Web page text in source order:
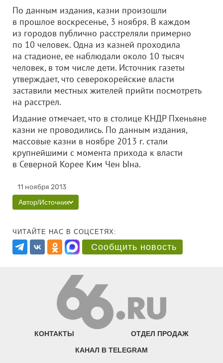
По данным издания, казни произошли
в прошлое воскресенье, 3 ноября. В каждом
из городов публично расстреляли примерно
по 10 человек. Одна из казней проходила
на стадионе, ее наблюдали около 10 тысяч
человек, в том числе дети. Источник газеты
утверждает, что северокорейские власти
заставили местных жителей прийти посмотреть
на расстрел.
Издание отмечает, что в столице КНДР Пхеньяне
казни не проводились. По данным издания,
массовые казни в ноябре 2013 г. стали
крупнейшими с момента прихода к власти
в Северной Корее Ким Чен Ына.
11 ноября 2013
Автор/Источник
ЧИТАЙТЕ НАС В СОЦСЕТЯХ:
Сообщить новость
КОНТАКТЫ ОТДЕЛ ПРОДАЖ
КАНАЛ В TELEGRAM